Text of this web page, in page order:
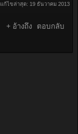
แก้ไขล่าสุด: 19 ธันวาคม 2013
+ อ้างถึง ตอบกลับ